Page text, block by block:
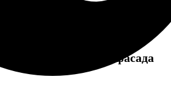
Защитный лак для фасада